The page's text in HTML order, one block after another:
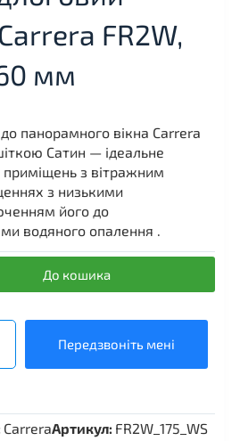
FR2W,
мм
панорамного вікна Carrera
Сатин — ідеальне
з вітражним
з низькими
його до
водяного опалення .
До кошика
Передзвоніть мені
CarreraАртикул: FR2W_175_WS